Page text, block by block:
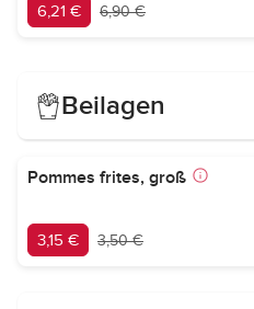
6,21 € 6,90 €
Beilagen
Pommes frites, groß
3,15 € 3,50 €